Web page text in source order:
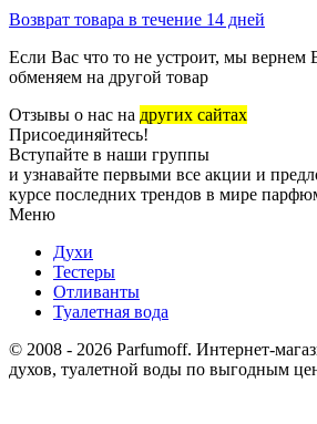
Возврат товара в течение 14 дней
Если Вас что то не устроит, мы вернем
обменяем на другой товар
Отзывы о нас на других сайтах
Присоединяйтесь!
Вступайте в наши группы
и узнавайте первыми все акции и
курсе последних трендов в мире
Меню
Духи
Тестеры
Отливанты
Туалетная вода
© 2008 - 2026 Parfumoff. Интернет-
духов, туалетной воды по выгодным